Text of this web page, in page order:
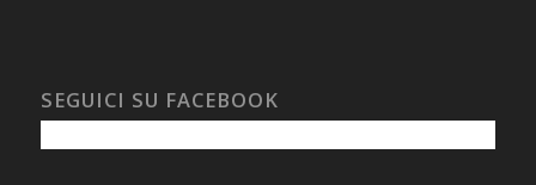
SEGUICI SU FACEBOOK